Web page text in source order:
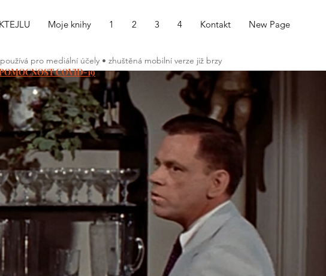
Moje knihy 1 2 3 4 Kontakt New Page
pro mediální účely • zhuštěná mobilní verze již brzy
COVID-19